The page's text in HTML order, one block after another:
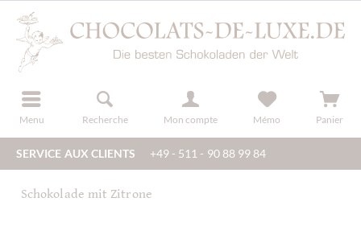
Menu Recherche Mon compte
s'inscrire Mémo Panier
SERVICE AUX CLIENTS +49 - 511 - 90 88 99 84
Schokolade mit Zitrone